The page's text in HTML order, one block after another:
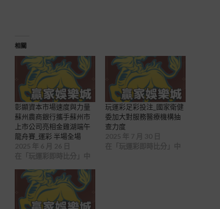
相關
彰顯資本市場速度與力量
蘇州農商銀行攜手蘇州市
上市公司亮相金雞湖端午
龍舟賽_運彩 半場全場
玩運彩足彩投注_國家衛健
委加大對服務醫療機構抽
查力度